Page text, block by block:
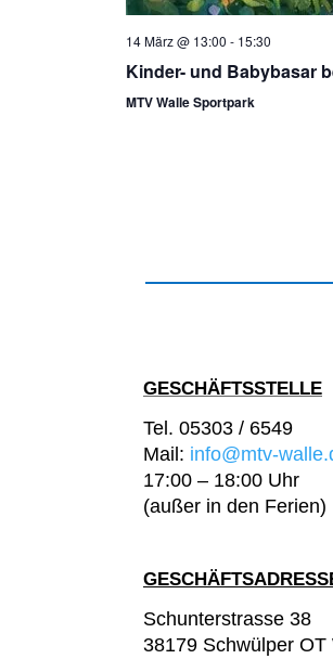
14 März @ 13:00 - 15:30
Kinder- und Babybasar
MTV Walle Sportpark
GESCHÄFTSSTELLE
Tel. 05303 / 6549
Mail: info@mtv-
17:00 – 18:00 Uhr
(außer in den Ferien)
Schunterstrasse 38
38179 Schwülper OT